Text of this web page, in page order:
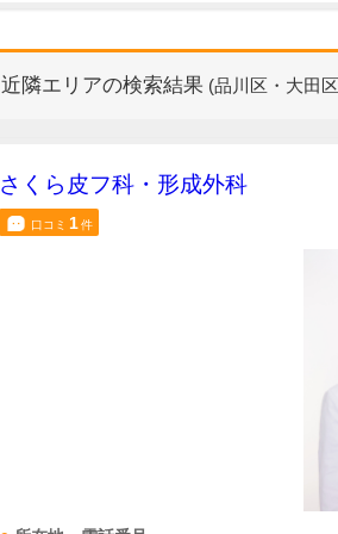
近隣エリアの検索結果 (品川区・大田
さくら皮フ科・形成外科
口コミ 1件